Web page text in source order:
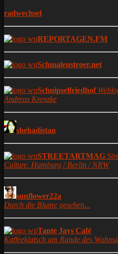
radwechsel
REPORTAGEN.FM
Schmalenstroer.net
Schnipselfriedhof
Andreas Krenzke
shehadistan
STREETARTMAG
Culture. Hamburg / Berlin / NRW
sunflower22a
Durch die Blume gesehen...
Tante Jays Café
Kaffeeklatsch am Rande des